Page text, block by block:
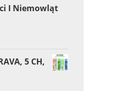
I Niemowląt
5 CH,